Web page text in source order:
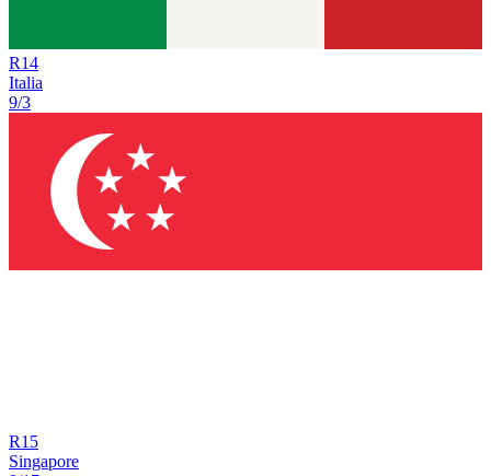
R14
Italia
9/3
R15
Singapore